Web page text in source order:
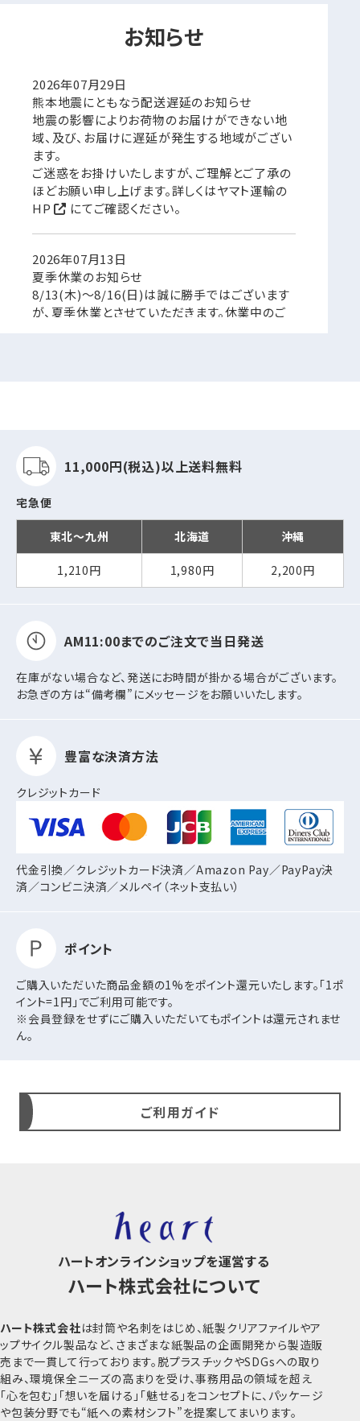
お知らせ
2026年07月29日
熊本地震にともなう配送遅延のお知らせ
地震の影響によりお荷物のお届けができない地
域、及び、お届けに遅延が発生する地域がござい
ます。
ご迷惑をお掛けいたしますが、ご理解とご了承の
ほどお願い申し上げます。詳しくはヤマト運輸の
HP
にてご確認ください。
2026年07月13日
夏季休業のお知らせ
8/13(木)～8/16(日)は誠に勝手ではございます
が、夏季休業とさせていただきます。休業中のご
2026年07月01日
7/14）
2026年06月30日
【NEW】むぎ茶殻入り封筒（長3・角2）を新発売し
ました。
す。
2026年06月08日
※FSC®森林認証製品で、ビジネスからフォーマ
ルまで幅広くお使いいただける環境対応型の招
2026年04月20日
【NEW】紙製マチ付き包装資材「ECバッグ 60・
80・100サイズ」を新発売しました。
※FSC®森林認証製品で、発送袋・梱包袋として
ゴールデンウィーク休業のお知らせ
5/2(土)～5/6(水)は誠に勝手ではございますが、
ゴールデンウィーク休業とさせていただきます。
※期間中前後はお届け日指定のご希望に添えな
い場合がございます。ご理解とご了承のほどお願
い申し上げます。
テープスチック付2点を新発売しました。
・長3封筒 クラフト CoC 85 ヨコ貼 テープスチッ
・角2封筒 クラフト CoC 85 ヨコ貼 テープスチッ
ルまで幅広くお使いいただける環境対応型の封
筒です。
2026年02月17日
【NEW】森林認証マークなしのクラフトCoC封筒
11,000円(税込)以上送料無料
宅急便
東北～九州 北海道 沖縄
1,210円 1,980円 2,200円
AM11:00までのご注文で当日発送
在庫がない場合など、発送にお時間が掛かる場合がございます。
お急ぎの方は“備考欄”にメッセージをお願いいたします。
豊富な決済方法
クレジットカード
代金引換／クレジットカード決済／Amazon Pay／PayPay決
済／コンビニ決済／メルペイ（ネット支払い）
ポイント
ご購入いただいた商品金額の1%をポイント還元いたします。「1ポ
イント=1円」でご利用可能です。
※会員登録をせずにご購入いただいてもポイントは還元されませ
ん。
ご利用ガイド
ハートオンラインショップを運営する
ハート株式会社について
ハート株式会社は封筒や名刺をはじめ、紙製クリアファイルやア
ップサイクル製品など、さまざまな紙製品の企画開発から製造販
売まで一貫して行っております。脱プラスチックやSDGsへの取り
組み、環境保全ニーズの高まりを受け、事務用品の領域を超え
「心を包む」「想いを届ける」「魅せる」をコンセプトに、パッケージ
や包装分野でも“紙への素材シフト”を提案してまいります。